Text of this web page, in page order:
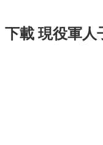
下載 現役軍人